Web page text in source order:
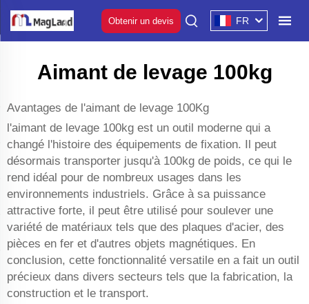
Obtenir un devis FR
Aimant de levage 100kg
Avantages de l'aimant de levage 100Kg
l'aimant de levage 100kg est un outil moderne qui a
changé l'histoire des équipements de fixation. Il peut
désormais transporter jusqu'à 100kg de poids, ce qui le
rend idéal pour de nombreux usages dans les
environnements industriels. Grâce à sa puissance
attractive forte, il peut être utilisé pour soulever une
variété de matériaux tels que des plaques d'acier, des
pièces en fer et d'autres objets magnétiques. En
conclusion, cette fonctionnalité versatile en a fait un outil
précieux dans divers secteurs tels que la fabrication, la
construction et le transport.